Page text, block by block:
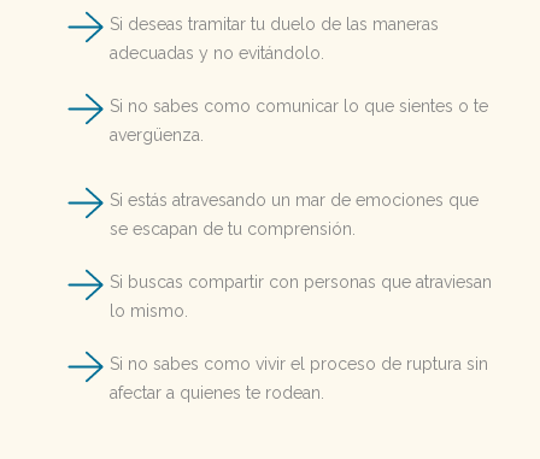
Si deseas tramitar tu duelo de las maneras
adecuadas y no evitándolo.
Si no sabes como comunicar lo que sientes o te
avergüenza.
Si estás atravesando un mar de emociones que
se escapan de tu comprensión.
Si buscas compartir con personas que atraviesan
lo mismo.
Si no sabes como vivir el proceso de ruptura sin
afectar a quienes te rodean.